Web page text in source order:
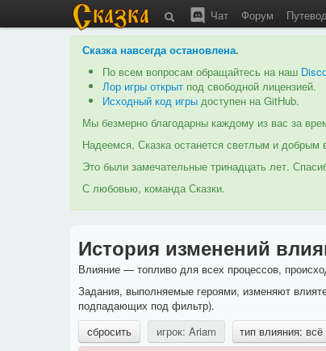
Чат Форум
Сказка навсегда остановлена.
По всем вопросам обращайтесь на наш
Лор игры открыт под свободной лицензией.
Исходный код игры доступен на GitHub.
Мы безмерно благодарны каждому из вас за
Надеемся, Сказка останется светлым и
Это были замечательные тринадцать лет.
С любовью, команда Сказки.
История изменений
Влияние — топливо для всех процессов,
Задания, выполняемые героями, изменяют
подпадающих под фильтр).
сбросить
игрок: Ariam тип влияния: всё